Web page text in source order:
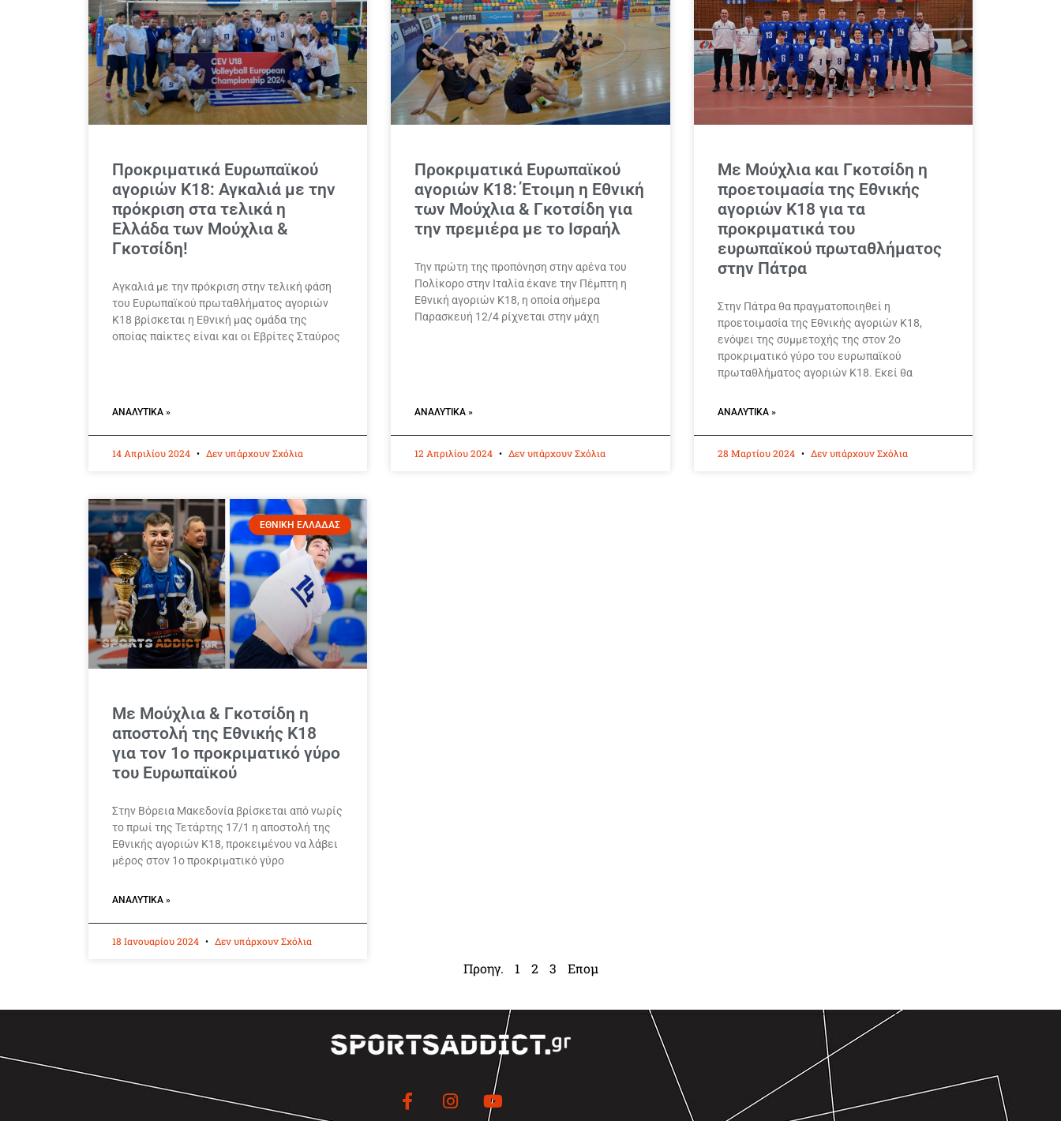
Προκριματικά Ευρωπαϊκού
αγοριών Κ18: Αγκαλιά με την
πρόκριση στα τελικά η
Ελλάδα των Μούχλια &
Γκοτσίδη!
Αγκαλιά με την πρόκριση στην τελική φάση
του Ευρωπαϊκού πρωταθλήματος αγοριών
Κ18 βρίσκεται η Εθνική μας ομάδα της
οποίας παίκτες είναι και οι Εβρίτες Σταύρος
ΑΝΑΛΥΤΙΚΆ »
14 Απριλίου 2024 Δεν υπάρχουν Σχόλια
Προκριματικά Ευρωπαϊκού
αγοριών Κ18: Έτοιμη η Εθνική
των Μούχλια & Γκοτσίδη για
την πρεμιέρα με το Ισραήλ
Την πρώτη της προπόνηση στην αρένα του
Πολίκορο στην Ιταλία έκανε την Πέμπτη η
Εθνική αγοριών Κ18, η οποία σήμερα
Παρασκευή 12/4 ρίχνεται στην μάχη
ΑΝΑΛΥΤΙΚΆ »
12 Απριλίου 2024 Δεν υπάρχουν Σχόλια
Με Μούχλια και Γκοτσίδη η
προετοιμασία της Εθνικής
αγοριών Κ18 για τα
προκριματικά του
ευρωπαϊκού πρωταθλήματος
στην Πάτρα
Στην Πάτρα θα πραγματοποιηθεί η
προετοιμασία της Εθνικής αγοριών Κ18,
ενόψει της συμμετοχής της στον 2ο
προκριματικό γύρο του ευρωπαϊκού
πρωταθλήματος αγοριών Κ18. Εκεί θα
ΑΝΑΛΥΤΙΚΆ »
28 Μαρτίου 2024 Δεν υπάρχουν Σχόλια
ΕΘΝΙΚΗ ΕΛΛΑΔΑΣ
Με Μούχλια & Γκοτσίδη η
αποστολή της Εθνικής Κ18
για τον 1ο προκριματικό γύρο
του Ευρωπαϊκού
Στην Βόρεια Μακεδονία βρίσκεται από νωρίς
το πρωί της Τετάρτης 17/1 η αποστολή της
Εθνικής αγοριών Κ18, προκειμένου να λάβει
μέρος στον 1ο προκριματικό γύρο
ΑΝΑΛΥΤΙΚΆ »
18 Ιανουαρίου 2024 Δεν υπάρχουν Σχόλια
Προηγ. 1 2 3 Επομ